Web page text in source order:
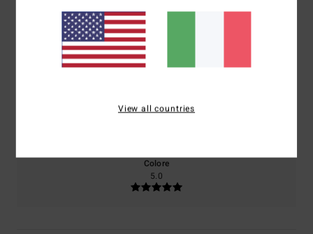
Comfort
5.0
Colore
5.0
View all countries